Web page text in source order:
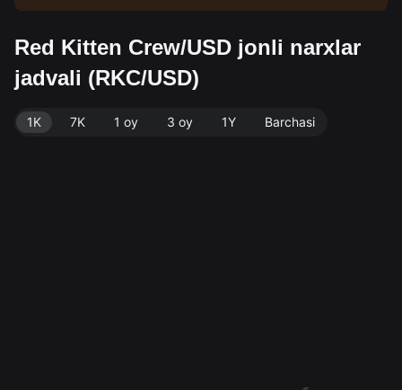
Red Kitten Crew/USD jonli narxlar
jadvali (RKC/USD)
1K 7K 1 oy 3 oy 1Y Barchasi